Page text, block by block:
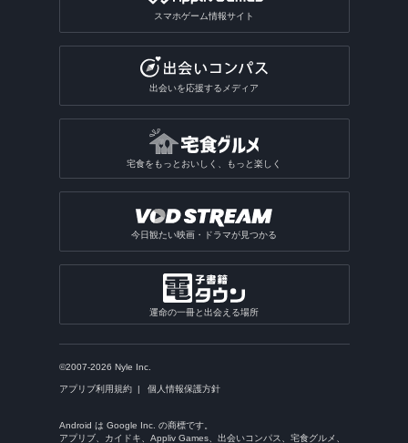
スマホゲーム情報サイト
出会いを応援するメディア
宅食をもっとおいしく、もっと楽しく
今日観たい映画・ドラマが見つかる
運命の一冊と出会える場所
©2007-2026 Nyle Inc.
アプリブ利用規約 個人情報保護方針
Android は Google Inc. の商標です。
アプリブ、カイドキ、Appliv Games、出会いコンパス、宅食グルメ、